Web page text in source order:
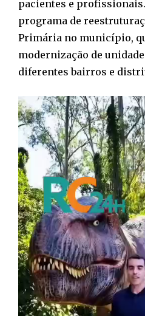
pacientes e
programa de
Primária no município,
modernização de
diferentes bairros e